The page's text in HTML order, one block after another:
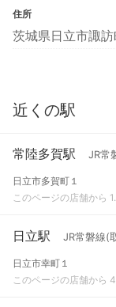
住所
茨城県日立市諏
近くの駅
常陸多賀駅 JR常
日立市多賀町１
このページの店舗から
日立駅 JR常磐線(
日立市幸町１
このページの店舗から